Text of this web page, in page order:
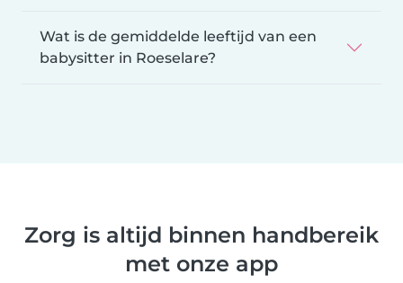
Wat is de gemiddelde leeftijd van een
babysitter in Roeselare?
Zorg is altijd binnen handbereik
met onze app